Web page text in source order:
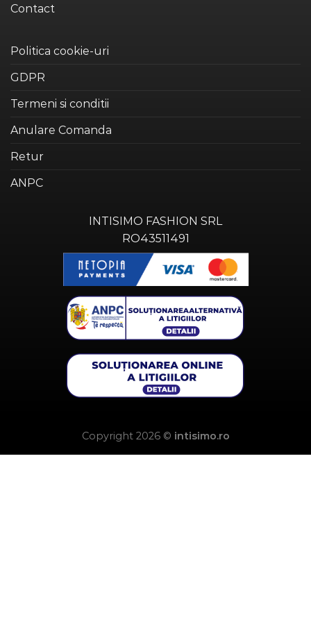
Contact
Politica cookie-uri
GDPR
Termeni si conditii
Anulare Comanda
Retur
ANPC
INTISIMO FASHION SRL
RO43511491
Copyright 2026 © intisimo.ro